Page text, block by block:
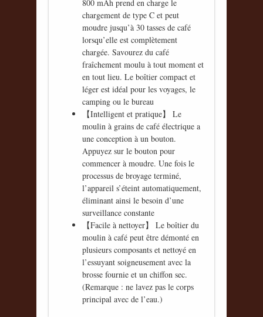
800 mAh prend en charge le
chargement de type C et peut
moudre jusqu’à 30 tasses de café
lorsqu’elle est complètement
chargée. Savourez du café
fraîchement moulu à tout moment et
en tout lieu. Le boîtier compact et
léger est idéal pour les voyages, le
camping ou le bureau
【Intelligent et pratique】 Le
moulin à grains de café électrique a
une conception à un bouton.
Appuyez sur le bouton pour
commencer à moudre. Une fois le
processus de broyage terminé,
l’appareil s’éteint automatiquement,
éliminant ainsi le besoin d’une
surveillance constante
【Facile à nettoyer】 Le boîtier du
moulin à café peut être démonté en
plusieurs composants et nettoyé en
l’essuyant soigneusement avec la
brosse fournie et un chiffon sec.
(Remarque : ne lavez pas le corps
principal avec de l’eau.)